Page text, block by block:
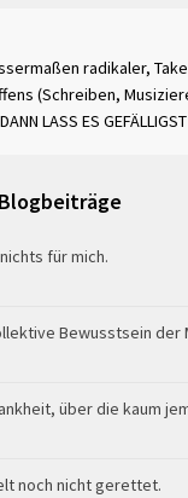
radikaler,
(Schreiben,
LASS ES GEFÄLLIGST
für mich.
Bewusstsein der
über die kaum
noch nicht gerettet.